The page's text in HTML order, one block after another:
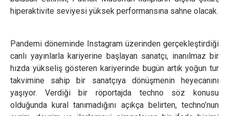
hiperaktivite seviyesi yüksek performansına sahne olacak.
Pandemi döneminde Instagram üzerinden gerçekleştirdiği
canlı yayınlarla kariyerine başlayan sanatçı, inanılmaz bir
hızda yükseliş gösteren kariyerinde bugün artık yoğun tur
takvimine sahip bir sanatçıya dönüşmenin heyecanını
yaşıyor. Verdiği bir röportajda techno söz konusu
olduğunda kural tanımadığını açıkça belirten, techno’nun